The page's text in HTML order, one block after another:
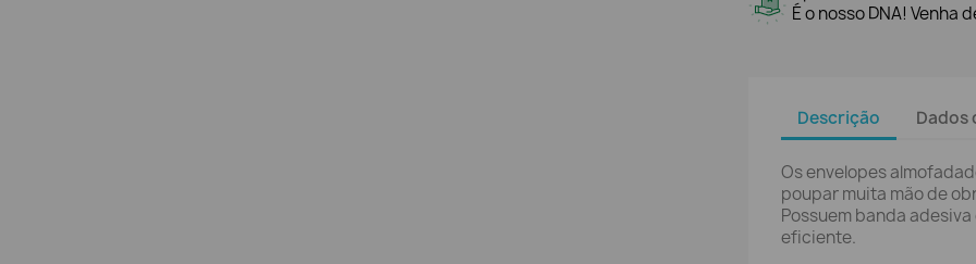
É o nosso DNA! Venha
Descrição Dados
Os envelopes
poupar muita mão de
Possuem banda
eficiente.